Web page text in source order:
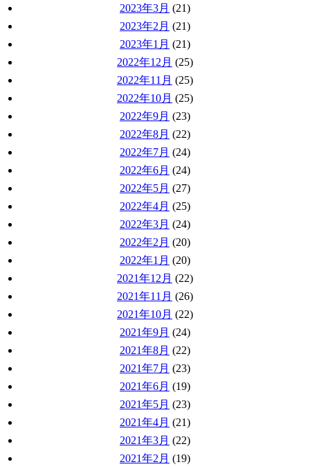
2023年3月 (21)
2023年2月 (21)
2023年1月 (21)
2022年12月 (25)
2022年11月 (25)
2022年10月 (25)
2022年9月 (23)
2022年8月 (22)
2022年7月 (24)
2022年6月 (24)
2022年5月 (27)
2022年4月 (25)
2022年3月 (24)
2022年2月 (20)
2022年1月 (20)
2021年12月 (22)
2021年11月 (26)
2021年10月 (22)
2021年9月 (24)
2021年8月 (22)
2021年7月 (23)
2021年6月 (19)
2021年5月 (23)
2021年4月 (21)
2021年3月 (22)
2021年2月 (19)